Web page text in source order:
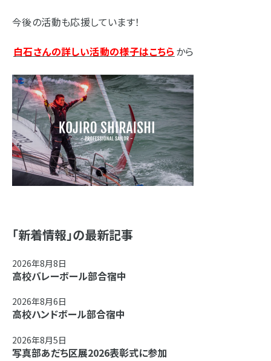
今後の活動も応援しています！
白石さんの詳しい活動の様子はこちら から
「新着情報」の最新記事
2026年8月8日
高校バレーボール部合宿中
2026年8月6日
高校ハンドボール部合宿中
2026年8月5日
写真部あだち区展2026表彰式に参加